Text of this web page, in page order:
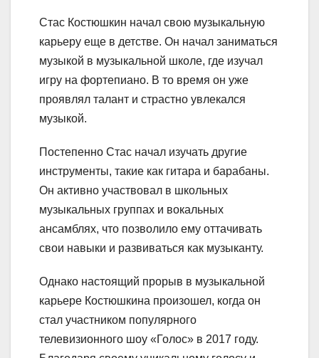
Стас Костюшкин начал свою музыкальную
карьеру еще в детстве. Он начал заниматься
музыкой в музыкальной школе, где изучал
игру на фортепиано. В то время он уже
проявлял талант и страстно увлекался
музыкой.
Постепенно Стас начал изучать другие
инструменты, такие как гитара и барабаны.
Он активно участвовал в школьных
музыкальных группах и вокальных
ансамблях, что позволило ему оттачивать
свои навыки и развиваться как музыканту.
Однако настоящий прорыв в музыкальной
карьере Костюшкина произошел, когда он
стал участником популярного
телевизионного шоу «Голос» в 2017 году.